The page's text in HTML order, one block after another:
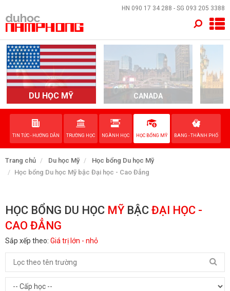
HN 090 17 34 288 - SG 093 205 3388
DU HỌC MỸ CANADA
TIN TỨC - HƯỚNG DẪN TRƯỜNG HỌC NGÀNH HỌC HỌC BỔNG MỸ BANG - THÀNH PHỐ
Trang chủ Du học Mỹ
Học bổng Du học Mỹ
Học bổng Du học Mỹ bậc Đại học - Cao Đẳng
HỌC BỔNG DU HỌC MỸBẬC ĐẠI HỌC -
CAO ĐẲNG
Sắp xếp theo: Giá trị lớn - nhỏ
×
TRANG CHỦ
QUỐC GIA
EVENTS
DỊCH VỤ
VỀ NAM PHONG
LIÊN HỆ